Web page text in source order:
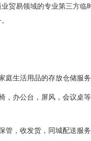
易领域的专业第三方
生活用品的存放仓储服
办公台，屏风，会议桌
，收发货，同城配送服务